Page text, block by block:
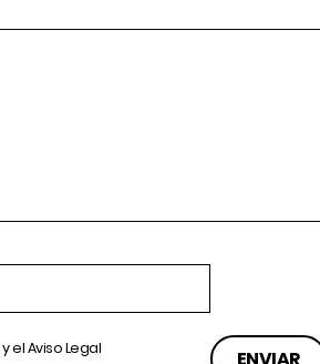
y elAviso Legal